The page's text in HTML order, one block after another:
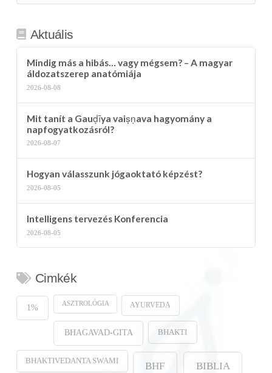
kategória
Aktuális
Mindig más a hibás… vagy mégsem? – A magyar
áldozatszerep anatómiája
2026-08-08
Mit tanít a Gauḍīya vaiṣṇava hagyomány a
napfogyatkozásról?
2026-08-07
Hogyan válasszunk jógaoktató képzést?
2026-08-05
Intelligens tervezés Konferencia
2026-08-05
Cimkék
1% ASZTROLÓGIA AYURVEDA
BHAGAVAD-GITA BHAKTI
BHAKTIVEDANTA SWAMI BHF BIBLIA